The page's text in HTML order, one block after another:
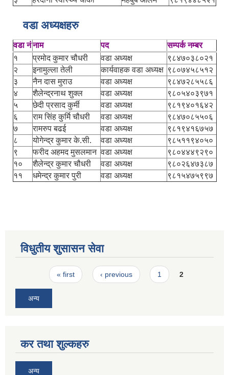
वडा अध्यक्षहरु
वडा नंनाम पद
सम्पर्क नम्बर
१
प्रमोद कुमार चौधरी वडा अध्यक्ष
९८४७०३८०२१
२
इनामुल्ला तेली कार्यवाहक वडा अध्यक्ष ९८०७४५८५१२
३
नैन दास मुराउ वडा अध्यक्ष
९८४७२८५५८६
४
शैलेन्द्रनाथ शुक्ल वडा अध्यक्ष
९८०५४०३९७१
५
छेदी प्रसाद कुर्मी वडा अध्यक्ष
९८१९४०१६४२
६
राम सिंह कुर्मि चौधरी वडा अध्यक्ष
९८४७०८५५०६
७
रामरुप बढई वडा अध्यक्ष
९८१९४१६७५७
८
योगेन्द्र कुमार के.सी. वडा अध्यक्ष
९८५११९४०५०
९
फरीद अहमद मुसलमान वडा अध्यक्ष
९८०४४४९२९०
१०
शैलेन्द्र कुमार चौधरी वडा अध्यक्ष
९८०२६४७३८७
११
धमेन्द्र कुमार पुरी वडा अध्यक्ष ९८१५४७५९९७
विधुतीय शुसासन सेवा
Pages« first ‹ previous 1 2
अन्य
कर तथा शुल्कहरु
अन्य